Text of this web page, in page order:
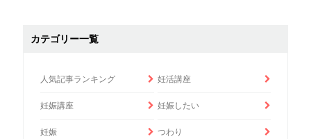
カテゴリー一覧
人気記事ランキング 妊活講座
妊娠講座 妊娠したい
妊娠 つわり